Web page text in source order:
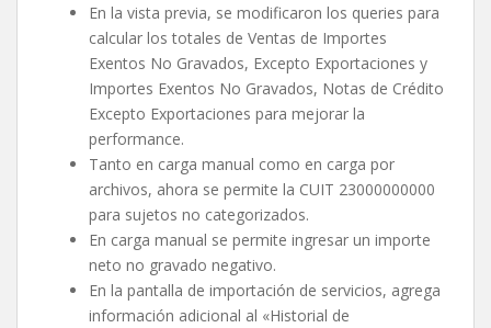
En la vista previa, se modificaron los queries para
calcular los totales de Ventas de Importes
Exentos No Gravados, Excepto Exportaciones y
Importes Exentos No Gravados, Notas de Crédito
Excepto Exportaciones para mejorar la
performance.
Tanto en carga manual como en carga por
archivos, ahora se permite la CUIT 23000000000
para sujetos no categorizados.
En carga manual se permite ingresar un importe
neto no gravado negativo.
En la pantalla de importación de servicios, agrega
información adicional al «Historial de